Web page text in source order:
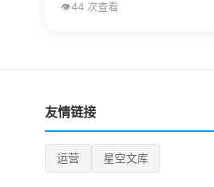
👁️44 次查看
友情链接
运营 星空文库